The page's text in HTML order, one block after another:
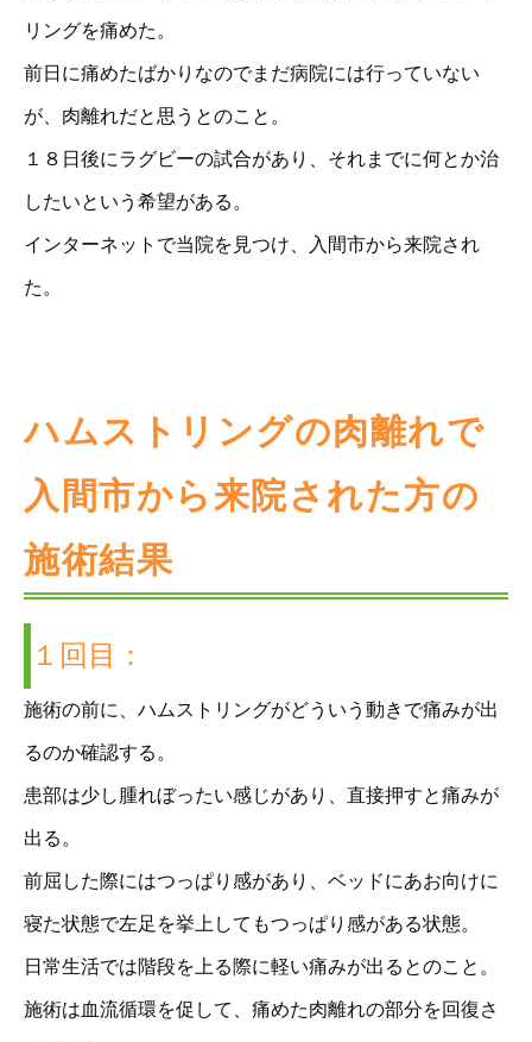
リングを痛めた。
前日に痛めたばかりなのでまだ病院には行っていない
が、肉離れだと思うとのこと。
１８日後にラグビーの試合があり、それまでに何とか治
したいという希望がある。
インターネットで当院を見つけ、入間市から来院され
た。
ハムストリングの肉離れで
入間市から来院された方の
施術結果
１回目：
施術の前に、ハムストリングがどういう動きで痛みが出
るのか確認する。
患部は少し腫れぼったい感じがあり、直接押すと痛みが
出る。
前屈した際にはつっぱり感があり、ベッドにあお向けに
寝た状態で左足を挙上してもつっぱり感がある状態。
日常生活では階段を上る際に軽い痛みが出るとのこと。
施術は血流循環を促して、痛めた肉離れの部分を回復さ